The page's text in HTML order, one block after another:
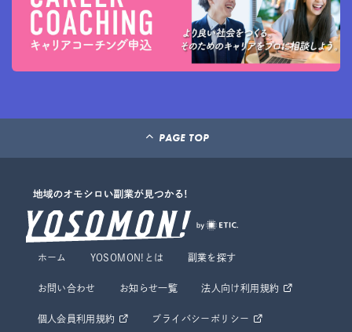
PAGE TOP
ホーム YOSOMON!とは 副業を探す
お問い合わせ お知らせ一覧 法人向け利用規約
個人会員利用規約 プライバシーポリシー